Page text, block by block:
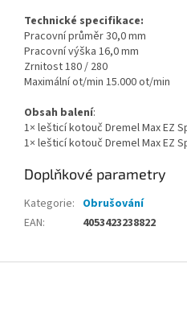
Technické specifikace:
Pracovní průměr 30,0 mm
Pracovní výška 16,0 mm
Zrnitost 180 / 280
Maximální ot/min 15.000 ot/min
Obsah balení:
1× lešticí kotouč Dremel Max EZ
1× lešticí kotouč Dremel Max EZ
Doplňkové parametry
Kategorie: Obrušování
EAN: 4053423238822